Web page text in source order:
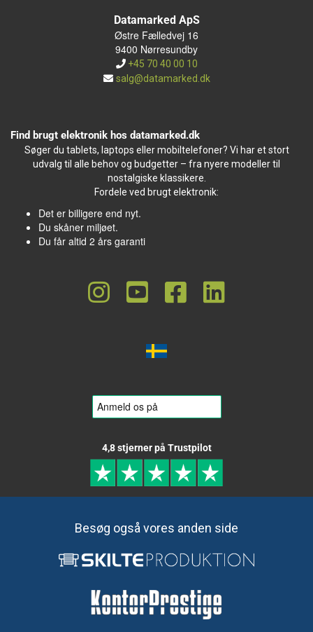
Datamarked ApS
Østre Fælledvej 16
9400 Nørresundby
+45 70 40 00 10
salg@datamarked.dk
Find brugt elektronik hos datamarked.dk
Søger du tablets, laptops eller mobiltelefoner? Vi har et stort
udvalg til alle behov og budgetter – fra nyere modeller til
nostalgiske klassikere.
Fordele ved brugt elektronik:
Det er billigere end nyt.
Du skåner miljøet.
Du får altid 2 års garanti
4,8 stjerner på Trustpilot
Besøg også vores anden side